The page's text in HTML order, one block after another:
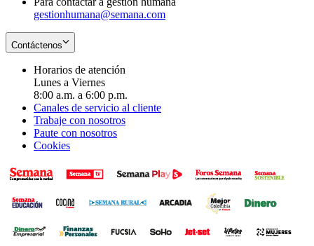
gestionhumana@semana.com
Contáctenos
Horarios de atención
Lunes a Viernes
8:00 a.m. a 6:00 p.m.
Canales de servicio al cliente
Trabaje con nosotros
Paute con nosotros
Cookies